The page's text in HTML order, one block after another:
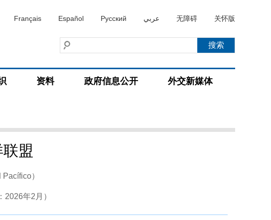
Français Español Русский عربي 无障碍 关怀版
资料 政府信息公开 外交新媒体
盟
Pacífico）
2026年2月）